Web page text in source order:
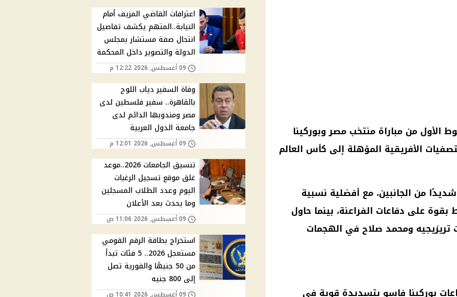
الأول من مباراة منتخب مصر وبوركينا
الأفريقية المؤهلة إلى كأس العالم
حذرًا شديدًا من الجانبين، مع أفضلية نسبية
بقوة على دفاعات الفراعنة، بينما حاول
تريزيجيه ومحمد صلاح في الهجمات
بوركينا فاسو بتسديدة قوية في
اعترافات القاضي المزيف أمام
النيابة..المتهم يكشف تفاصيل
انتحال صفة مستشار بمجلس
الدولة والتصوير داخل المحكمة
09 أغسطس, 2026 12:22 م
وفاة السفير دياب اللوح
بالقاهرة.. سفير فلسطين لدى
مصر ومندوبها الدائم لدى
جامعة الدول العربية
09 أغسطس, 2026 12:01 م
تنسيق الجامعات 2026..موعد
غلق موقع تسجيل الرغبات
اليوم وعدد الطلاب المسجلين
وما يحدث بعد الأعلان
09 أغسطس, 2026 11:06 ص
استخراج بطاقة الرقم القومي
مستعجل 2026.. 5 فئات تبدأ
من 50 جنيهًا والفورية تصل
إلى 800 جنيه
09 أغسطس, 2026 10:41 ص